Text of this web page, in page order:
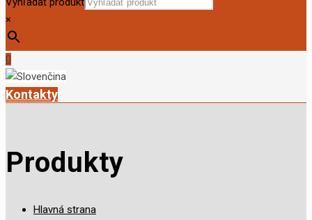
×
0
Kontakty
Produkty
Hlavná strana